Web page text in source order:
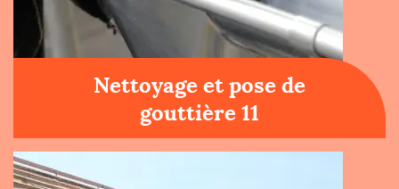
Nettoyage et pose de
gouttière 11